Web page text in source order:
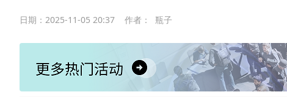
日期： 2025-11-05 20:37 作者： 瓶子